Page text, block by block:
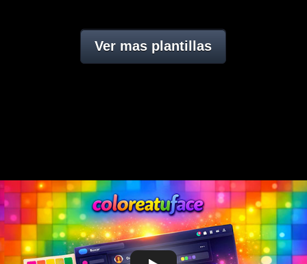
Ver mas plantillas